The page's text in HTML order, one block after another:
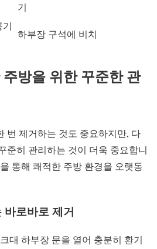
기
기
하부장 구석에 비치
방을 위한 꾸준한 관
번 제거하는 것도 중요하지만, 다
준히 관리하는 것이 더욱 중요합니
통해 쾌적한 주방 환경을 오랫동
바로바로 제거
대 하부장 문을 열어 충분히 환기